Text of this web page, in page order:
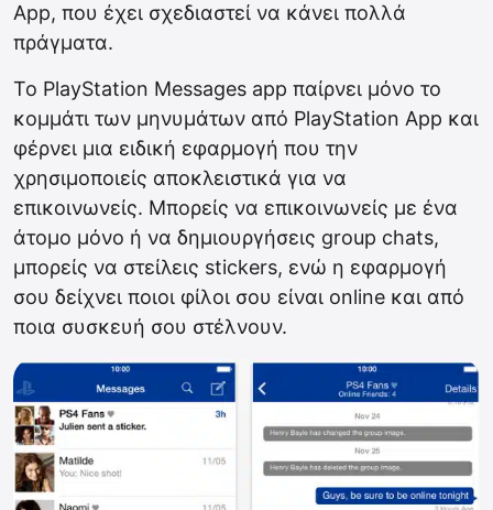
App, που έχει σχεδιαστεί να κάνει πολλά
πράγματα.
Το PlayStation Messages app παίρνει μόνο το
κομμάτι των μηνυμάτων από PlayStation App και
φέρνει μια ειδική εφαρμογή που την
χρησιμοποιείς αποκλειστικά για να
επικοινωνείς. Μπορείς να επικοινωνείς με ένα
άτομο μόνο ή να δημιουργήσεις group chats,
μπορείς να στείλεις stickers, ενώ η εφαρμογή
σου δείχνει ποιοι φίλοι σου είναι online και από
ποια συσκευή σου στέλνουν.